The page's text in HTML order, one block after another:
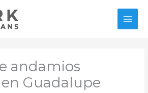
andamios
Guadalupe